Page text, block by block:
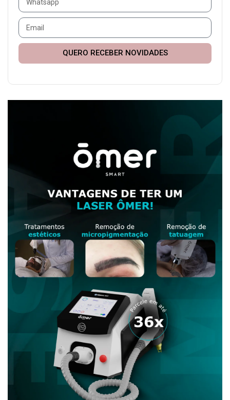
QUERO RECEBER NOVIDADES